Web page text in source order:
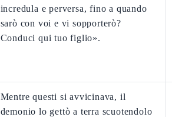
incredula e perversa, fino a quando
sarò con voi e vi sopporterò?
Conduci qui tuo figlio».
Mentre questi si avvicinava, il
demonio lo gettò a terra scuotendolo